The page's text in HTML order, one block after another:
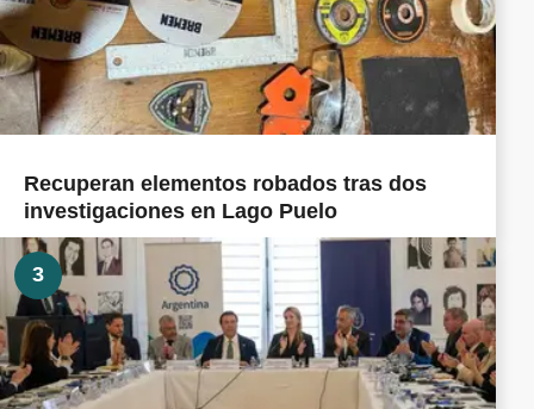
Recuperan elementos robados tras dos
investigaciones en Lago Puelo
3